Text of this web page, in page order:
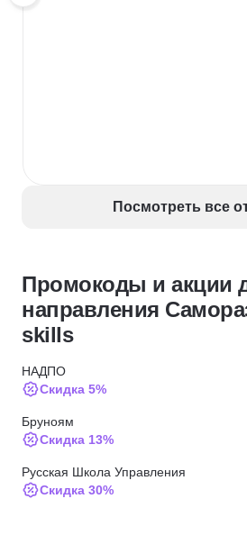
Посмотреть все
Промокоды и акции
направления
skills
НАДПО
Скидка 5%
Бруноям
Скидка 13%
Русская Школа Управления
Скидка 30%